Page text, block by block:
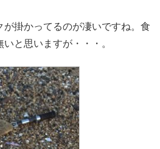
が掛かってるのが凄いですね。食
と思いますが・・・。